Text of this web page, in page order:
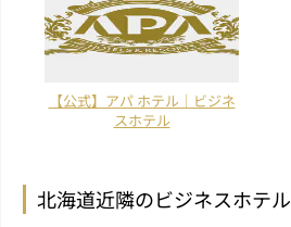
【公式】アパ ホテル｜ビジネ
スホテル
北海道近隣のビジネスホテル